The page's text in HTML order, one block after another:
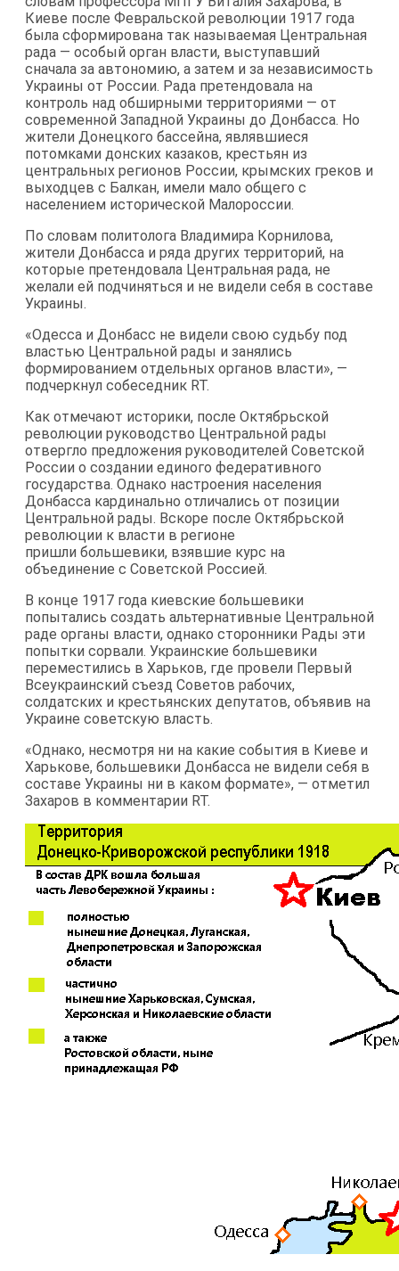
Киеве после Февральской революции 1917 года
была сформирована так называемая Центральная
рада — особый орган власти, выступавший
сначала за автономию, а затем и за независимость
Украины от России. Рада претендовала на
контроль над обширными территориями — от
современной Западной Украины до Донбасса. Но
жители Донецкого бассейна, являвшиеся
потомками донских казаков, крестьян из
центральных регионов России, крымских греков и
выходцев с Балкан, имели мало общего с
населением исторической Малороссии.
По словам политолога Владимира Корнилова,
жители Донбасса и ряда других территорий, на
которые претендовала Центральная рада, не
желали ей подчиняться и не видели себя в составе
Украины.
«Одесса и Донбасс не видели свою судьбу под
властью Центральной рады и занялись
формированием отдельных органов власти», —
подчеркнул собеседник RT.
Как отмечают историки, после Октябрьской
революции руководство Центральной рады
отвергло предложения руководителей Советской
России о создании единого федеративного
государства. Однако настроения населения
Донбасса кардинально отличались от позиции
Центральной рады. Вскоре после Октябрьской
революции к власти в регионе
пришли большевики, взявшие курс на
объединение с Советской Россией.
В конце 1917 года киевские большевики
попытались создать альтернативные Центральной
раде органы власти, однако сторонники Рады эти
попытки сорвали. Украинские большевики
переместились в Харьков, где провели Первый
Всеукраинский съезд Советов рабочих,
солдатских и крестьянских депутатов, объявив на
Украине советскую власть.
«Однако, несмотря ни на какие события в Киеве и
Харькове, большевики Донбасса не видели себя в
составе Украины ни в каком формате», — отметил
Захаров в комментарии RT.